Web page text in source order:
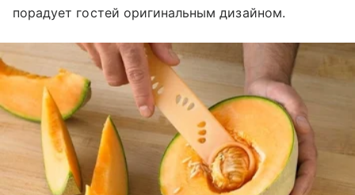
порадует гостей оригинальным дизайном.